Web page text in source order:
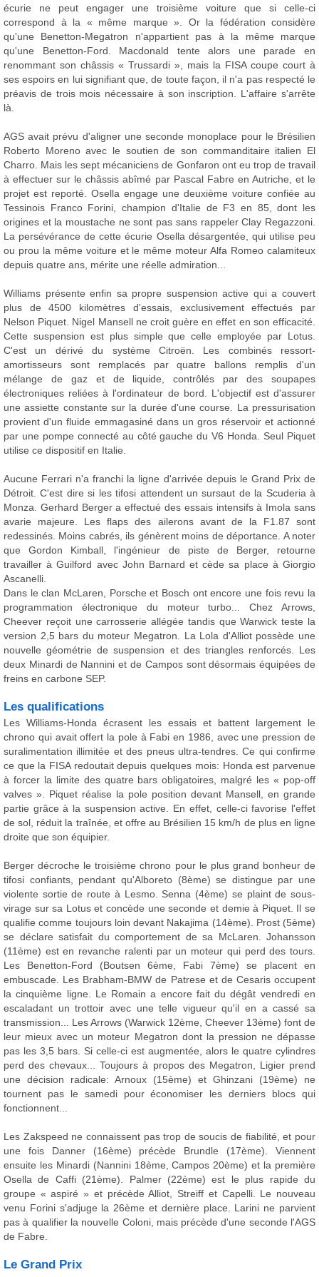
écurie ne peut engager une troisième voiture que si celle-ci
correspond à la « même marque ». Or la fédération considère
qu'une Benetton-Megatron n'appartient pas à la même marque
qu'une Benetton-Ford. Macdonald tente alors une parade en
renommant son châssis « Trussardi », mais la FISA coupe court à
ses espoirs en lui signifiant que, de toute façon, il n'a pas respecté le
préavis de trois mois nécessaire à son inscription. L'affaire s'arrête
là.
AGS avait prévu d'aligner une seconde monoplace pour le Brésilien
Roberto Moreno avec le soutien de son commanditaire italien El
Charro. Mais les sept mécaniciens de Gonfaron ont eu trop de travail
à effectuer sur le châssis abîmé par Pascal Fabre en Autriche, et le
projet est reporté. Osella engage une deuxième voiture confiée au
Tessinois Franco Forini, champion d'Italie de F3 en 85, dont les
origines et la moustache ne sont pas sans rappeler Clay Regazzoni.
La persévérance de cette écurie Osella désargentée, qui utilise peu
ou prou la même voiture et le même moteur Alfa Romeo calamiteux
depuis quatre ans, mérite une réelle admiration...
Williams présente enfin sa propre suspension active qui a couvert
plus de 4500 kilomètres d'essais, exclusivement effectués par
Nelson Piquet. Nigel Mansell ne croit guère en effet en son efficacité.
Cette suspension est plus simple que celle employée par Lotus.
C'est un dérivé du système Citroën. Les combinés ressort-
amortisseurs sont remplacés par quatre ballons remplis d'un
mélange de gaz et de liquide, contrôlés par des soupapes
électroniques reliées à l'ordinateur de bord. L'objectif est d'assurer
une assiette constante sur la durée d'une course. La pressurisation
provient d'un fluide emmagasiné dans un gros réservoir et actionné
par une pompe connecté au côté gauche du V6 Honda. Seul Piquet
utilise ce dispositif en Italie.
Aucune Ferrari n'a franchi la ligne d'arrivée depuis le Grand Prix de
Détroit. C'est dire si les tifosi attendent un sursaut de la Scuderia à
Monza. Gerhard Berger a effectué des essais intensifs à Imola sans
avarie majeure. Les flaps des ailerons avant de la F1.87 sont
redessinés. Moins cabrés, ils génèrent moins de déportance. A noter
que Gordon Kimball, l'ingénieur de piste de Berger, retourne
travailler à Guilford avec John Barnard et cède sa place à Giorgio
Ascanelli.
Dans le clan McLaren, Porsche et Bosch ont encore une fois revu la
programmation électronique du moteur turbo... Chez Arrows,
Cheever reçoit une carrosserie allégée tandis que Warwick teste la
version 2,5 bars du moteur Megatron. La Lola d'Alliot possède une
nouvelle géométrie de suspension et des triangles renforcés. Les
deux Minardi de Nannini et de Campos sont désormais équipées de
freins en carbone SEP.
Les qualifications
Les Williams-Honda écrasent les essais et battent largement le
chrono qui avait offert la pole à Fabi en 1986, avec une pression de
suralimentation illimitée et des pneus ultra-tendres. Ce qui confirme
ce que la FISA redoutait depuis quelques mois: Honda est parvenue
à forcer la limite des quatre bars obligatoires, malgré les « pop-off
valves ». Piquet réalise la pole position devant Mansell, en grande
partie grâce à la suspension active. En effet, celle-ci favorise l'effet
de sol, réduit la traînée, et offre au Brésilien 15 km/h de plus en ligne
droite que son équipier.
Berger décroche le troisième chrono pour le plus grand bonheur de
tifosi confiants, pendant qu'Alboreto (8ème) se distingue par une
violente sortie de route à Lesmo. Senna (4ème) se plaint de sous-
virage sur sa Lotus et concède une seconde et demie à Piquet. Il se
qualifie comme toujours loin devant Nakajima (14ème). Prost (5ème)
se déclare satisfait du comportement de sa McLaren. Johansson
(11ème) est en revanche ralenti par un moteur qui perd des tours.
Les Benetton-Ford (Boutsen 6ème, Fabi 7ème) se placent en
embuscade. Les Brabham-BMW de Patrese et de Cesaris occupent
la cinquième ligne. Le Romain a encore fait du dégât vendredi en
escaladant un trottoir avec une telle vigueur qu'il en a cassé sa
transmission... Les Arrows (Warwick 12ème, Cheever 13ème) font de
leur mieux avec un moteur Megatron dont la pression ne dépasse
pas les 3,5 bars. Si celle-ci est augmentée, alors le quatre cylindres
perd des chevaux... Toujours à propos des Megatron, Ligier prend
une décision radicale: Arnoux (15ème) et Ghinzani (19ème) ne
tournent pas le samedi pour économiser les derniers blocs qui
fonctionnent...
Les Zakspeed ne connaissent pas trop de soucis de fiabilité, et pour
une fois Danner (16ème) précède Brundle (17ème). Viennent
ensuite les Minardi (Nannini 18ème, Campos 20ème) et la première
Osella de Caffi (21ème). Palmer (22ème) est le plus rapide du
groupe « aspiré » et précède Alliot, Streiff et Capelli. Le nouveau
venu Forini s'adjuge la 26ème et dernière place. Larini ne parvient
pas à qualifier la nouvelle Coloni, mais précède d'une seconde l'AGS
de Fabre.
Le Grand Prix